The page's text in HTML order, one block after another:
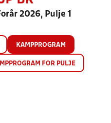
2026, Pulje 1
KAMPPROGRAM
FOR PULJE